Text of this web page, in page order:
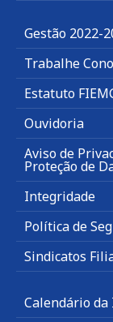
Gestão 2022-
Trabalhe
Estatuto
Ouvidoria
Aviso de
Proteção de
Integridade
Política de
Sindicatos
Calendário